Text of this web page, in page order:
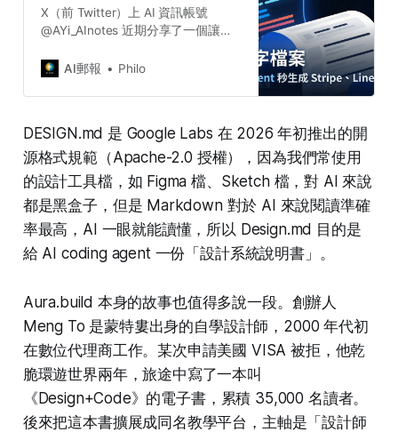
X（前 Twitter）上 AI 資訊帳號
@AYi_AInotes 近期分享了一個讓開
awesome-design-md。這個來自
天內就突破 4,000 顆星，正在重新
程。
AI郵報 Philo
DESIGN.md 是 Google Labs 在 2026 年初推出的開
源格式規範（Apache-2.0 授權），因為我們常使用
的設計工具檔，如 Figma 檔、Sketch 檔，對 AI 來說
都是黑盒子，但是 Markdown 對於 AI 來說閱讀準確
率最高，AI 一眼就能讀懂，所以 Design.md 目的是
給 AI coding agent 一份「設計系統說明書」。
Aura.build 本身的故事也值得多說一段。創辦人
Meng To 是蒙特婁出身的自學設計師，2000 年代初
在數位代理商工作。某次申請美國 VISA 被拒，他乾
脆環遊世界兩年，旅途中寫了一本叫
《Design+Code》的電子書，累積 35,000 名讀者。
後來把這本書擴展成同名教學平台，主軸是「設計師